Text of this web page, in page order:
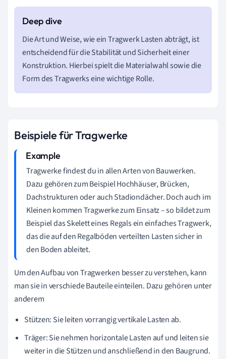
Die Art und Weise, wie ein Tragwerk Lasten abträgt, ist
entscheidend für die Stabilität und Sicherheit einer
Konstruktion. Hierbei spielt die Materialwahl sowie die
Form des Tragwerks eine wichtige Rolle.
Beispiele für Tragwerke
Tragwerke findest du in allen Arten von Bauwerken.
Dazu gehören zum Beispiel Hochhäuser, Brücken,
Dachstrukturen oder auch Stadiondächer. Doch auch im
Kleinen kommen Tragwerke zum Einsatz – so bildet zum
Beispiel das Skelett eines Regals ein einfaches Tragwerk,
das die auf den Regalböden verteilten Lasten sicher in
den Boden ableitet.
Um den Aufbau von Tragwerken besser zu verstehen, kann
man sie in verschiede Bauteile einteilen. Dazu gehören unter
anderem
Stützen: Sie leiten vorrangig vertikale Lasten ab.
Träger: Sie nehmen horizontale Lasten auf und leiten sie
weiter in die Stützen und anschließend in den Baugrund.